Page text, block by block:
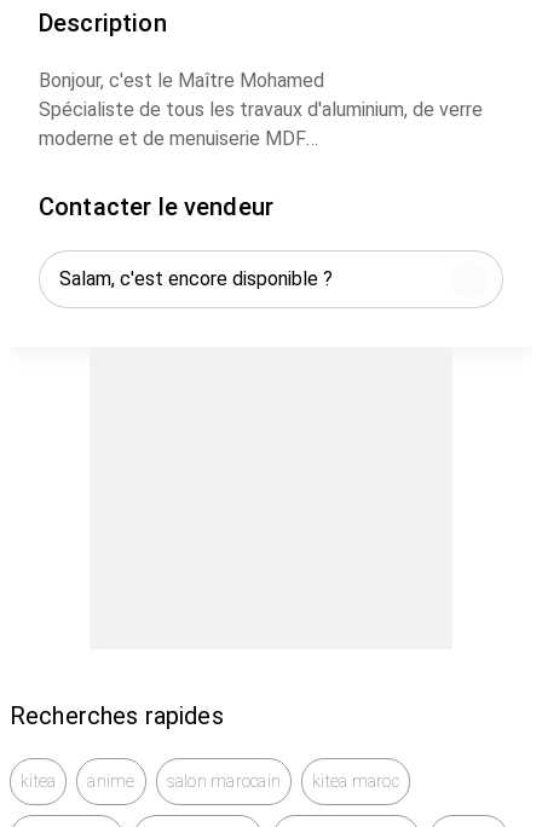
Description
Bonjour, c'est le Maître Mohamed
Spécialiste de tous les travaux d'aluminium, de verre
moderne et de menuiserie MDF
Mes services :
- Placards pour chambres et murs
- Fenêtres en aluminium et baies vitrées
- Parois de douche et façades vitrées
Contacter le vendeur
Recherches rapides
kitea anime salon marocain kitea maroc